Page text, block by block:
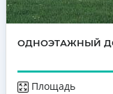
ОДНОЭТАЖНЫЙ
Площадь